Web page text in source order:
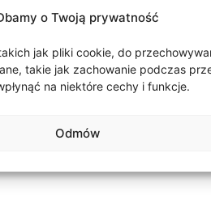
o Twoją prywatność
jak pliki cookie, do
takie jak zachowanie podczas
na niektóre cechy i funkcje.
Odmów
Designerskie kolczyki
płatkiem ucha. Element ten jest
czemu pięknie się błyszczą.
łezka ma 3 x 6 mm. Długość
1,3 cm. Kolczyki prezentują się